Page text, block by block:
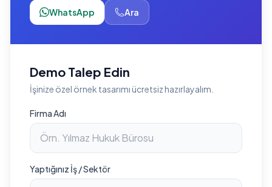
WhatsApp Ara
Demo Talep Edin
İşinize özel örnek tasarımı ücretsiz hazırlayalım.
Firma Adı
Yaptığınız İş / Sektör